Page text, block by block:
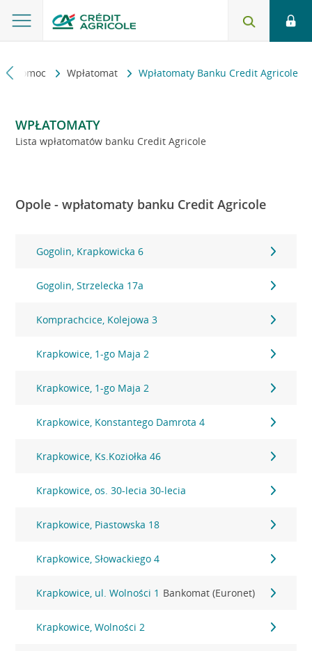
i pomoc Wpłatomat Wpłatomaty Banku Credit Agricole
WPŁATOMATY
Lista wpłatomatów banku Credit Agricole
Opole - wpłatomaty banku Credit Agricole
Gogolin, Krapkowicka 6
Gogolin, Strzelecka 17a
Komprachcice, Kolejowa 3
Krapkowice, 1-go Maja 2
Krapkowice, 1-go Maja 2
Krapkowice, Konstantego Damrota 4
Krapkowice, Ks.Koziołka 46
Krapkowice, os. 30-lecia 30-lecia
Krapkowice, Piastowska 18
Krapkowice, Słowackiego 4
Krapkowice, ul. Wolności 1 Bankomat (Euronet)
Krapkowice, Wolności 2